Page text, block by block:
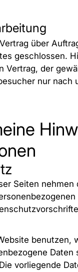
über
geschlossen.
Vertrag, der
nur nach
Seiten
benutzen,
vorliegende